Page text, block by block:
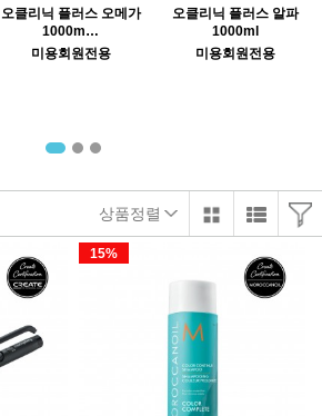
오클리닉 플러스 오메가
1000m…
미용회원전용
오클리닉 플러스 알파
1000ml
미용회원전용
상품정렬
15%